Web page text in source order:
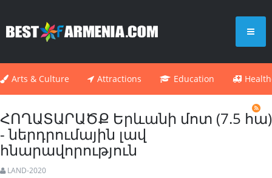
Arts & Culture Attractions Education
ՀՈՂԱՏԱՐԱԾՔ Երևանի մոտ (7.5 հա)
- ներդրումային լավ
հնարավորություն
LAND-2020